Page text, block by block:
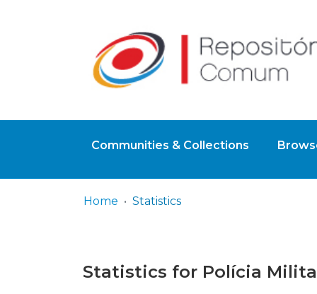
Communities & Collections
Home Statistics
Statistics for Polícia